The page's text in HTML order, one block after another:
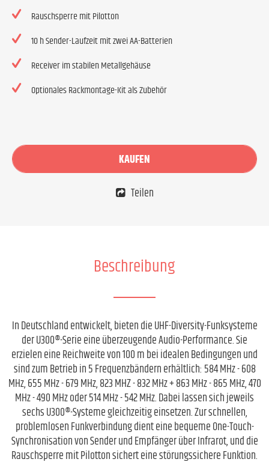
Rauschsperre mit Pilotton
10 h Sender-Laufzeit mit zwei AA-Batterien
Receiver im stabilen Metallgehäuse
Optionales Rackmontage-Kit als Zubehör
KAUFEN
Teilen
Beschreibung
In Deutschland entwickelt, bieten die UHF-Diversity-Funksysteme
der U300®-Serie eine überzeugende Audio-Performance. Sie
erzielen eine Reichweite von 100 m bei idealen Bedingungen und
sind zum Betrieb in 5 Frequenzbändern erhältlich: 584 MHz - 608
MHz, 655 MHz - 679 MHz, 823 MHZ - 832 MHz + 863 MHz - 865 MHz, 470
MHz - 490 MHz oder 514 MHz - 542 MHz. Dabei lassen sich jeweils
sechs U300®-Systeme gleichzeitig einsetzen. Zur schnellen,
problemlosen Funkverbindung dient eine bequeme One-Touch-
Synchronisation von Sender und Empfänger über Infrarot, und die
Rauschsperre mit Pilotton sichert eine störungssichere Funktion.